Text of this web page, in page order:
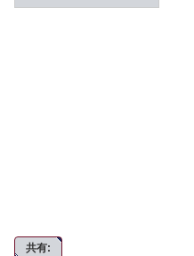
共有: